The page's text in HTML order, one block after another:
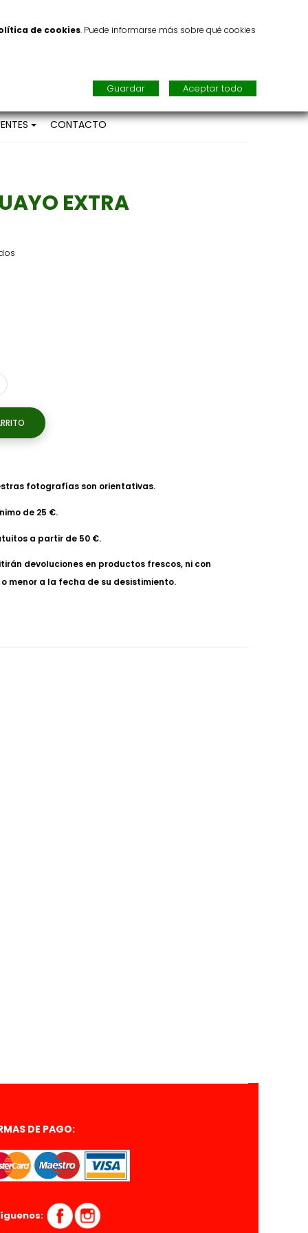
CONTACTO
EXTRA
fotografías son orientativas.
de 25 €.
a partir de 50 €.
devoluciones en productos frescos, ni con
menor a la fecha de su desistimiento.
DE PAGO:
de cookies. Puede informarse más sobre qué cookies
Aceptar todo
Guardar